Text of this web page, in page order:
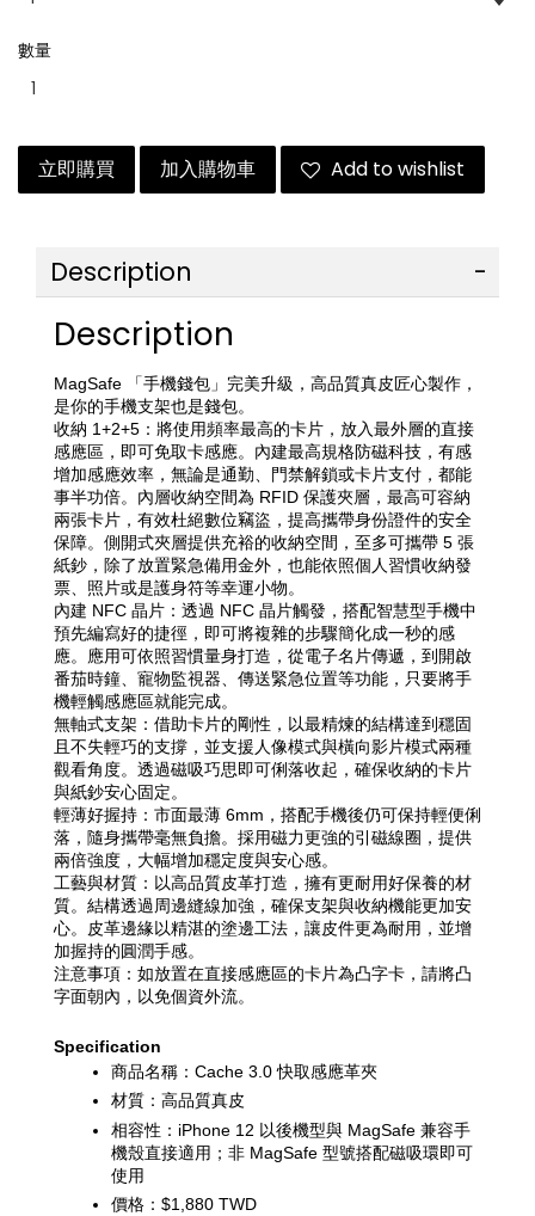
數量
立即購買 加入購物車 Add to wishlist
Description
Description
MagSafe 「手機錢包」完美升級，高品質真皮匠心製作，
是你的手機支架也是錢包。
收納 1+2+5：將使用頻率最高的卡片，放入最外層的直接
感應區，即可免取卡感應。內建最高規格防磁科技，有感
增加感應效率，無論是通勤、門禁解鎖或卡片支付，都能
事半功倍。內層收納空間為 RFID 保護夾層，最高可容納
兩張卡片，有效杜絕數位竊盜，提高攜帶身份證件的安全
保障。側開式夾層提供充裕的收納空間，至多可攜帶 5 張
紙鈔，除了放置緊急備用金外，也能依照個人習慣收納發
票、照片或是護身符等幸運小物。
內建 NFC 晶片：透過 NFC 晶片觸發，搭配智慧型手機中
預先編寫好的捷徑，即可將複雜的步驟簡化成一秒的感
應。應用可依照習慣量身打造，從電子名片傳遞，到開啟
番茄時鐘、寵物監視器、傳送緊急位置等功能，只要將手
機輕觸感應區就能完成。
無軸式支架：借助卡片的剛性，以最精煉的結構達到穩固
且不失輕巧的支撐，並支援人像模式與橫向影片模式兩種
觀看角度。透過磁吸巧思即可俐落收起，確保收納的卡片
與紙鈔安心固定。
輕薄好握持：市面最薄 6mm，搭配手機後仍可保持輕便俐
落，隨身攜帶毫無負擔。採用磁力更強的引磁線圈，提供
兩倍強度，大幅增加穩定度與安心感。
工藝與材質：以高品質皮革打造，擁有更耐用好保養的材
質。結構透過周邊縫線加強，確保支架與收納機能更加安
心。皮革邊緣以精湛的塗邊工法，讓皮件更為耐用，並增
加握持的圓潤手感。
注意事項：如放置在直接感應區的卡片為凸字卡，請將凸
字面朝內，以免個資外流。
Specification
商品名稱：Cache 3.0 快取感應革夾
材質：高品質真皮
相容性：iPhone 12 以後機型與 MagSafe 兼容手
機殼直接適用；非 MagSafe 型號搭配磁吸環即可
使用
價格：$1,880 TWD